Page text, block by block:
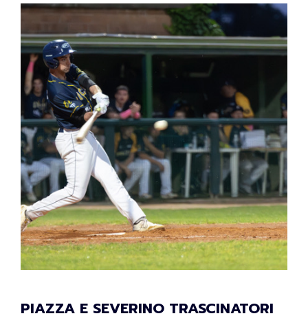
PIAZZA E SEVERINO TRASCINATORI